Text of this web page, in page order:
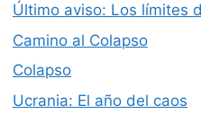
Último aviso: Los límites
Camino al Colapso
Colapso
Ucrania: El año del caos